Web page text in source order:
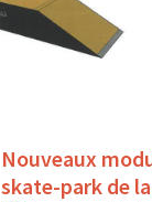
Nouveaux
skate-park de